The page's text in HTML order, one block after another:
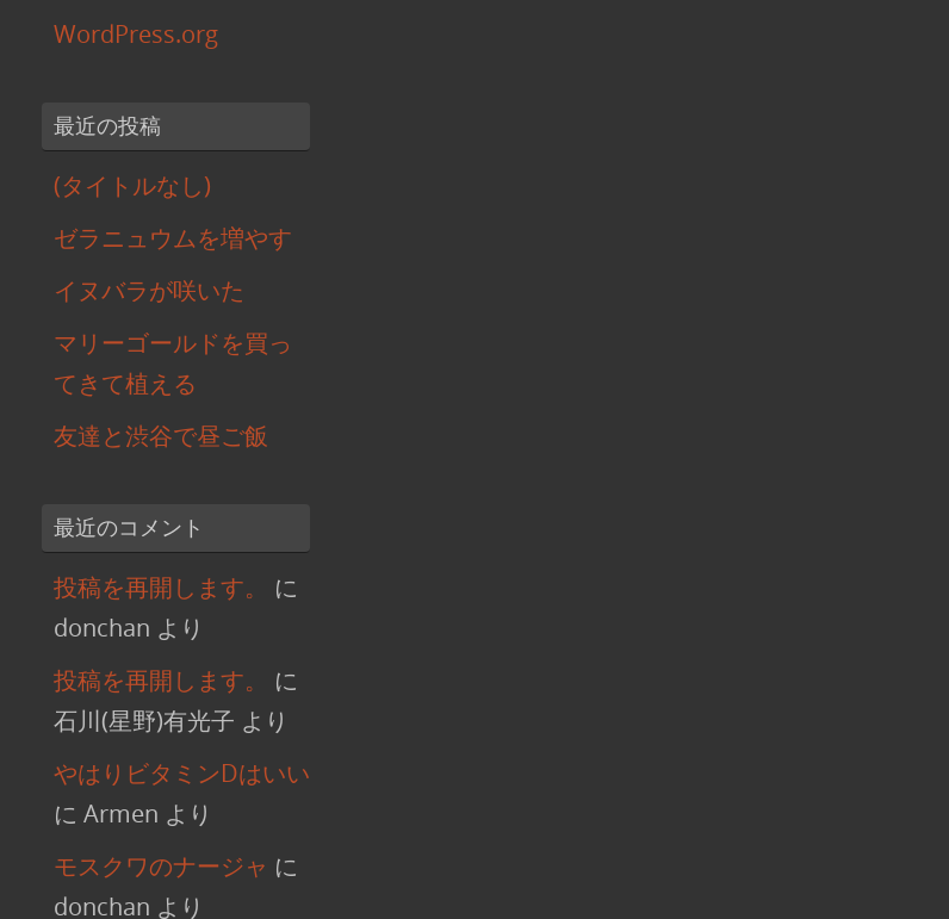
WordPress.org
最近の投稿
(タイトルなし)
ゼラニュウムを増やす
イヌバラが咲いた
マリーゴールドを買っ
てきて植える
友達と渋谷で昼ご飯
最近のコメント
投稿を再開します。
に
donchan より
投稿を再開します。
に
石川(星野)有光子 より
やはりビタミンDはいい
に Armen より
モスクワのナージャ に
donchan より